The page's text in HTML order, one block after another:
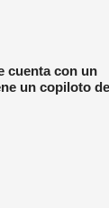
cuenta con un
un copiloto de